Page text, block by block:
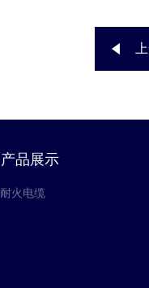
产品展示
耐火电缆